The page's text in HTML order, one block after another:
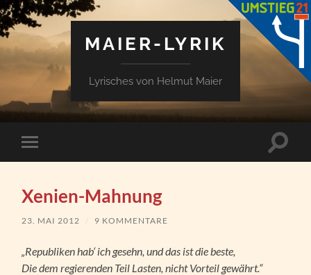
MAIER-LYRIK
Lyrisches von Helmut Maier
Mobile-
Menü
Xenien-Mahnung
23. MAI 2012 / 9 KOMMENTARE
„Republiken hab‘ ich gesehn, und das ist die beste,
Die dem regierenden Teil Lasten, nicht Vorteil gewährt.“